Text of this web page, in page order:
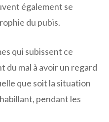
également se
du pubis.
qui subissent ce
du mal à avoir un regard
que soit la situation
pendant les